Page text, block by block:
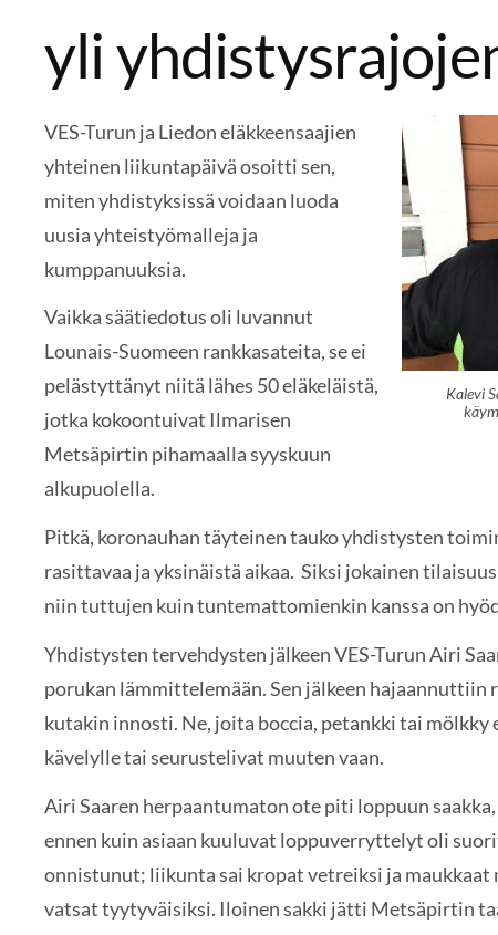
yli
VES-Turun ja Liedon eläkkeensaajien
yhteinen liikuntapäivä osoitti sen,
miten yhdistyksissä voidaan luoda
uusia yhteistyömalleja ja
kumppanuuksia.
Vaikka säätiedotus oli luvannut
Lounais-Suomeen rankkasateita, se ei
pelästyttänyt niitä lähes 50 eläkeläistä,
jotka kokoontuivat Ilmarisen
Metsäpirtin pihamaalla syyskuun
alkupuolella.
Kalevi
Pitkä, koronauhan täyteinen tauko yhdistysten
rasittavaa ja yksinäistä aikaa. Siksi jokainen
niin tuttujen kuin tuntemattomienkin kanssa on
Yhdistysten tervehdysten jälkeen VES-Turun Airi
porukan lämmittelemään. Sen jälkeen hajaannuttiin
kutakin innosti. Ne, joita boccia, petankki tai
kävelylle tai seurustelivat muuten vaan.
Airi Saaren herpaantumaton ote piti loppuun
ennen kuin asiaan kuuluvat loppuverryttelyt oli
onnistunut; liikunta sai kropat vetreiksi ja maukkaat
vatsat tyytyväisiksi. Iloinen sakki jätti Metsäpirtin